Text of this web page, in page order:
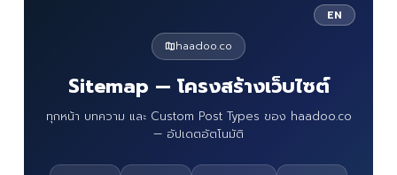
EN
haadoo.co
Sitemap — โครงสร้างเว็บไซต์
ทุกหน้า บทความ และ Custom Post Types ของ haadoo.co
— อัปเดตอัตโนมัติ